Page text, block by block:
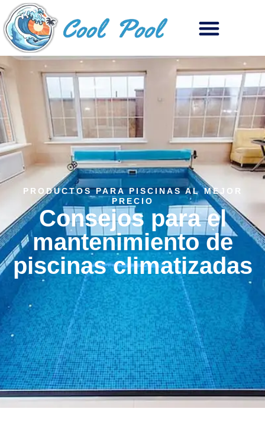
PRODUCTOS PARA PISCINAS AL MEJOR
PRECIO
Consejos para el
mantenimiento de
piscinas climatizadas